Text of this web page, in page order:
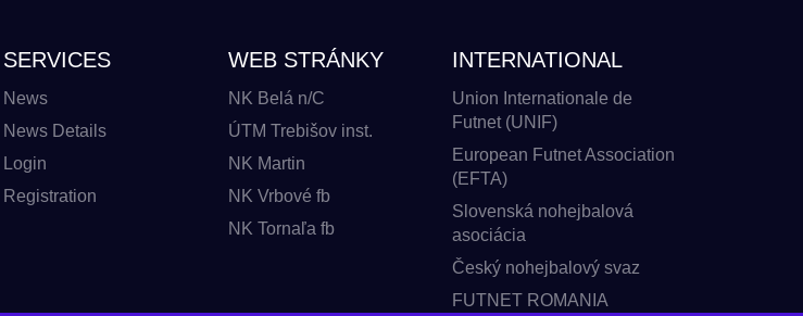
SERVICES
News
News Details
Login
Registration
WEB STRÁNKY
NK Belá n/C
ÚTM Trebišov inst.
NK Martin
NK Vrbové fb
NK Tornaľa fb
INTERNATIONAL
Union Internationale de
Futnet (UNIF)
European Futnet Association
(EFTA)
Slovenská nohejbalová
asociácia
Český nohejbalový svaz
FUTNET ROMANIA